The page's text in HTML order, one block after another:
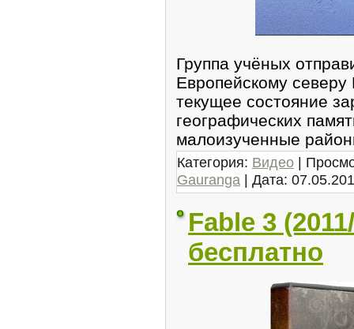
Группа учёных
Европейскому северу
текущее состояние
географических
малоизученные
Категория: Видео |
Gauranga | Дата:
Fable 3
бесплатно